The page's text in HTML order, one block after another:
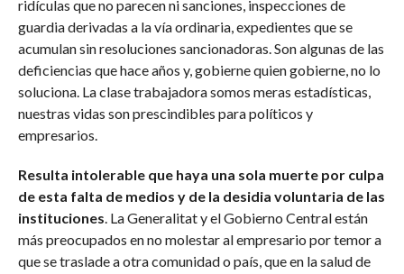
ridículas que no parecen ni sanciones, inspecciones de
guardia derivadas a la vía ordinaria, expedientes que se
acumulan sin resoluciones sancionadoras. Son algunas de las
deficiencias que hace años y, gobierne quien gobierne, no lo
soluciona. La clase trabajadora somos meras estadísticas,
nuestras vidas son prescindibles para políticos y
empresarios.
Resulta intolerable que haya una sola muerte por culpa
de esta falta de medios y de la desidia voluntaria de las
instituciones. La Generalitat y el Gobierno Central están
más preocupados en no molestar al empresario por temor a
que se traslade a otra comunidad o país, que en la salud de